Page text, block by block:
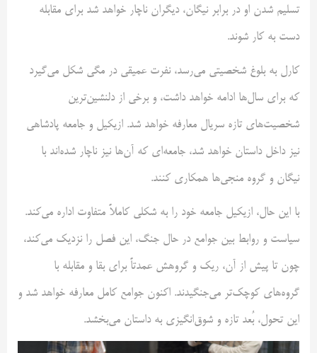
تسلیم شدن او در برابر نیگان، دیگران ناچار خواهد شد برای مقابله
دست به کار شوند.
کارل به بلوغ شخصیتی می‌رسد، نفرت عمیقی در مگی شکل می‌گیرد
که برای سال‌ها ادامه خواهد داشت، و برخی از دلنشین‌ترین
شخصیت‌های تازه سریال معارفه خواهد شد. ازیکیل و جامعه پادشاهی
نیز داخل داستان خواهد شد، جامعه‌ای که آن‌ها نیز ناچار شده‌اند با
نیگان و گروه منجی‌ها همکاری کنند.
با این حال، ازیکیل جامعه خود را به شکلی کاملاً متفاوت اداره می‌کند.
سیاست و روابط بین جوامع در حال جنگ، این فصل را نزدیک می‌کند،
چون تا پیش از آن، ریک و گروهش عمدتاً برای بقا و مقابله با
گروه‌های کوچک‌تر می‌جنگیدند. اکنون جوامع کامل معارفه خواهد شد و
این تحول، بُعد تازه و شوق‌انگیزی به داستان می‌بخشد.